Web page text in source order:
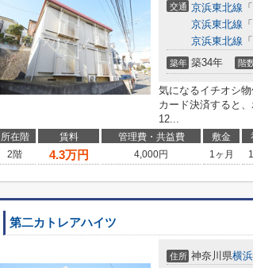
交通 京浜東北線 「
京浜東北線 「
京浜東北線 「
築年 築34年 階
気になるイチオシ
カード決済すると
12...
所在階 賃料 管理費・共益費 敷金
2階
4.3万円 4,000円 1ヶ月
第二カトレアハイツ
住所 神奈川県横